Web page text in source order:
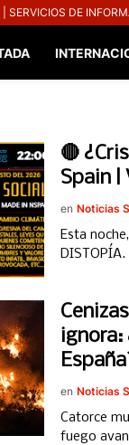
SERVICIOS DE
🔴
Spain |
en Noticias
Esta
ignora:
en Noticias
Catorce
fuego